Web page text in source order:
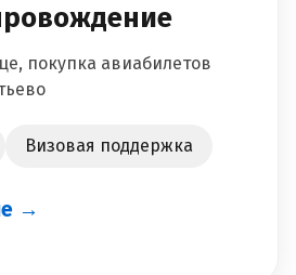
покупка авиабилетов
Визовая поддержка
→